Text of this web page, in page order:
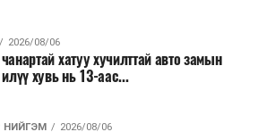
2026/08/06
хатуу хучилттай авто замын
хувь нь 13-аас...
НИЙГЭМ 2026/08/06